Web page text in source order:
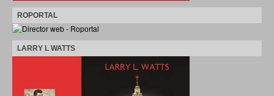
ROPORTAL
LARRY L WATTS